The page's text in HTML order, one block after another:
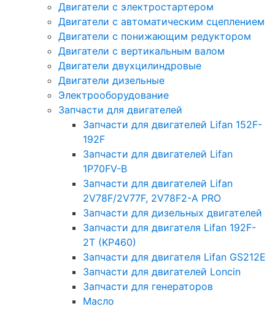
Двигатели с электростартером
Двигатели с автоматическим сцеплением
Двигатели с понижающим редуктором
Двигатели с вертикальным валом
Двигатели двухцилиндровые
Двигатели дизельные
Электрооборудование
Запчасти для двигателей
Запчасти для двигателей Lifan 152F-
192F
Запчасти для двигателей Lifan
1P70FV-B
Запчасти для двигателей Lifan
2V78F/2V77F, 2V78F2-A PRO
Запчасти для дизельных двигателей
Запчасти для двигателя Lifan 192F-
2T (KP460)
Запчасти для двигателя Lifan GS212E
Запчасти для двигателей Loncin
Запчасти для генераторов
Масло